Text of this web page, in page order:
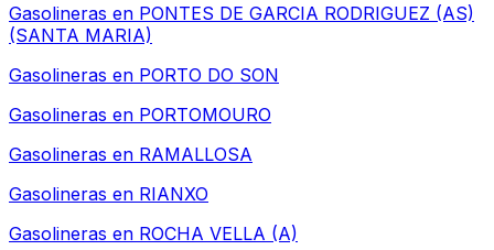
Gasolineras en PONTES DE GARCIA RODRIGUEZ (AS)
(SANTA MARIA)
Gasolineras en PORTO DO SON
Gasolineras en PORTOMOURO
Gasolineras en RAMALLOSA
Gasolineras en RIANXO
Gasolineras en ROCHA VELLA (A)